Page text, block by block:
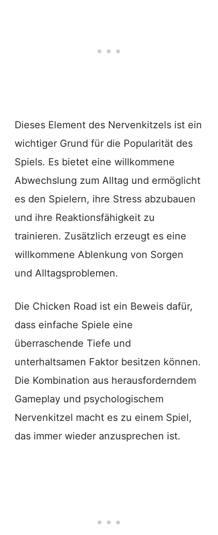
Dieses Element des Nervenkitzels ist ein
wichtiger Grund für die Popularität des
Spiels. Es bietet eine willkommene
Abwechslung zum Alltag und ermöglicht
es den Spielern, ihre Stress abzubauen
und ihre Reaktionsfähigkeit zu
trainieren. Zusätzlich erzeugt es eine
willkommene Ablenkung von Sorgen
und Alltagsproblemen.
Die Chicken Road ist ein Beweis dafür,
dass einfache Spiele eine
überraschende Tiefe und
unterhaltsamen Faktor besitzen können.
Die Kombination aus herausforderndem
Gameplay und psychologischem
Nervenkitzel macht es zu einem Spiel,
das immer wieder anzusprechen ist.